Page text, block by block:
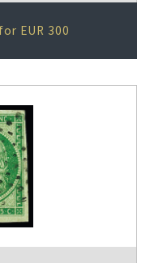
EUR 300